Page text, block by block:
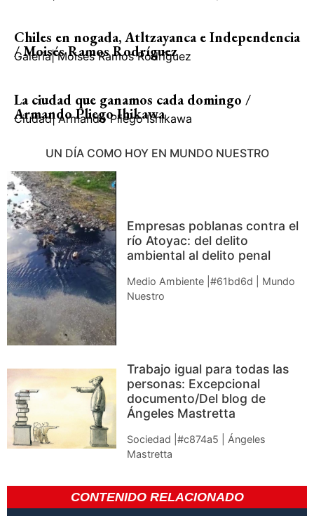
Chiles en nogada, Atltzayanca e Independencia
/ Moisés Ramos Rodríguez
Galería| Moisés Ramos Rodríguez
La ciudad que ganamos cada domingo /
Armando Pliego Ihikawa
Ciudad| Armando Pliego Ishikawa
UN DÍA COMO HOY EN MUNDO NUESTRO
Empresas poblanas contra el
río Atoyac: del delito
ambiental al delito penal
Medio Ambiente |#61bd6d | Mundo
Nuestro
Trabajo igual para todas las
personas: Excepcional
documento/Del blog de
Ángeles Mastretta
Sociedad |#c874a5 | Ángeles
Mastretta
CONTENIDO RELACIONADO